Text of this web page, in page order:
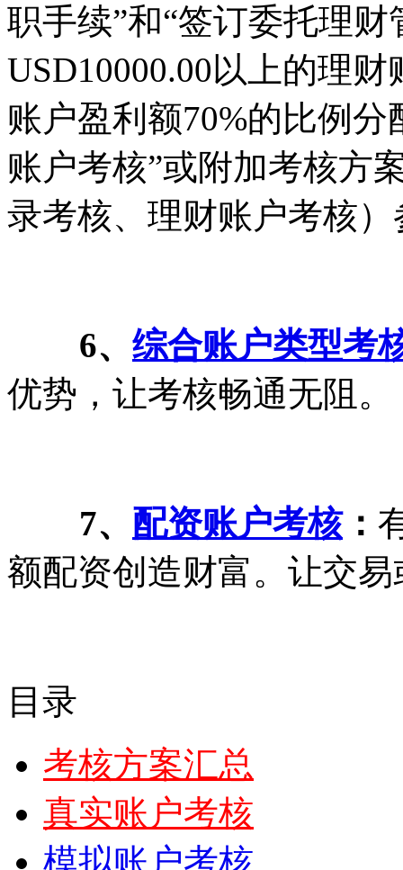
职手续”和“签订委托理
USD10000.00以上的理
账户盈利额70%的比例
账户考核”或附加考核方
录考核、理财账户考核
6、 综合账户类型考
优势，让考核畅通无阻。
7、 配资账户考核：
额配资创造财富。让交
目录
考核方案汇总
真实账户考核
模拟账户考核